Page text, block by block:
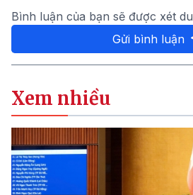
Bình luận của bạn sẽ được xét
Gửi bình luận
Xem nhiều